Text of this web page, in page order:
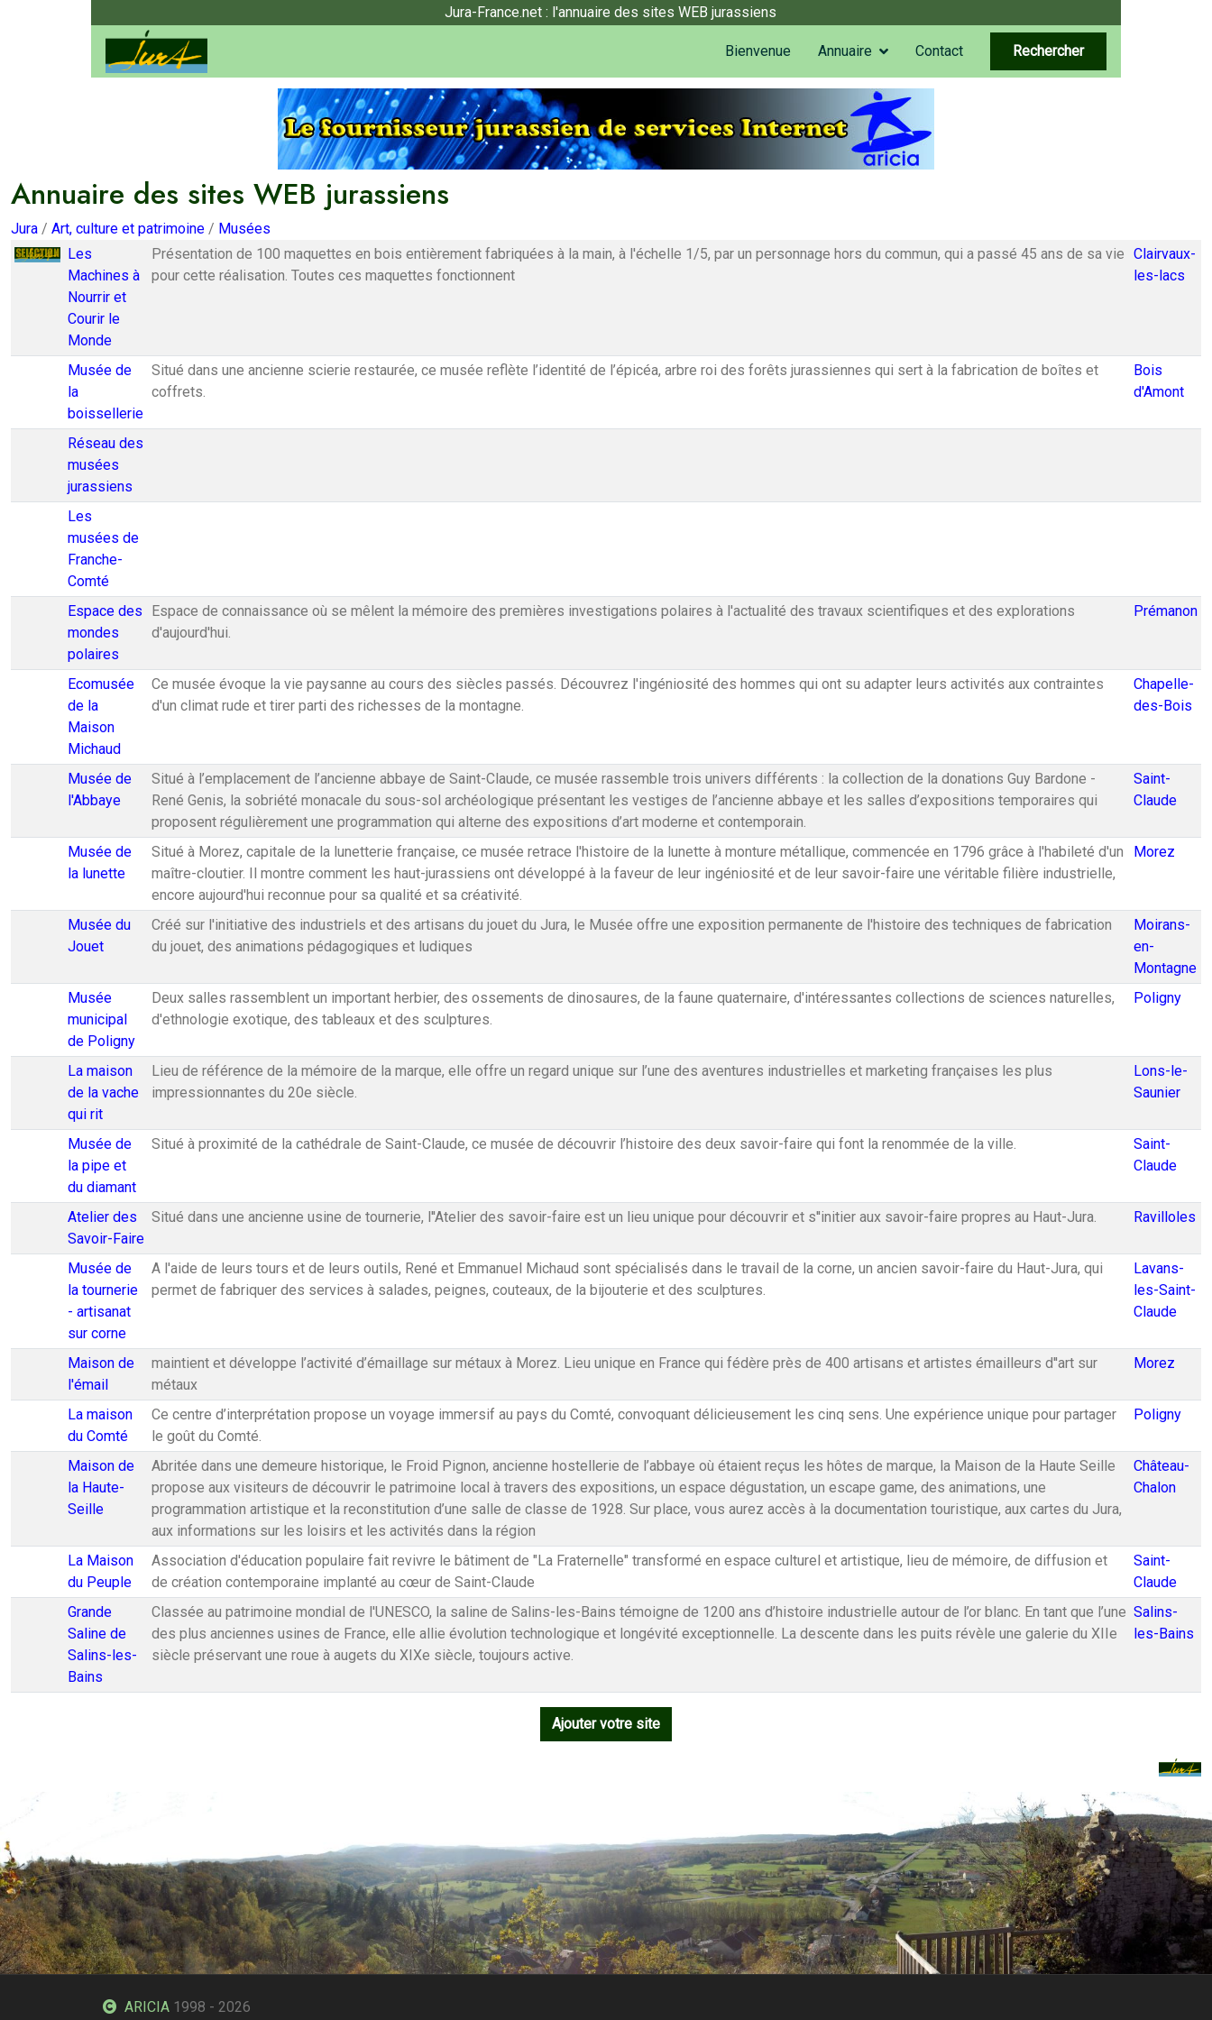
Jura-France.net : l'annuaire des sites WEB jurassiens
Bienvenue Annuaire Contact Rechercher
Annuaire des sites WEB jurassiens
Jura / Art, culture et patrimoine / Musées
Les
Machines à
Nourrir et
Courir le
Monde
Présentation de 100 maquettes en bois entièrement fabriquées à la main, à l'échelle 1/5, par un personnage hors du commun, qui a passé 45 ans de sa vie
pour cette réalisation. Toutes ces maquettes fonctionnent
Clairvaux-
les-lacs
Musée de
la
boissellerie
Situé dans une ancienne scierie restaurée, ce musée reflète l’identité de l’épicéa, arbre roi des forêts jurassiennes qui sert à la fabrication de boîtes et
coffrets.
Bois
d'Amont
Réseau des
musées
jurassiens
Les
musées de
Franche-
Comté
Espace des
mondes
polaires
Espace de connaissance où se mêlent la mémoire des premières investigations polaires à l'actualité des travaux scientifiques et des explorations
d'aujourd'hui.
Prémanon
Ecomusée
de la
Maison
Michaud
Ce musée évoque la vie paysanne au cours des siècles passés. Découvrez l'ingéniosité des hommes qui ont su adapter leurs activités aux contraintes
d'un climat rude et tirer parti des richesses de la montagne.
Chapelle-
des-Bois
Musée de
l'Abbaye
Situé à l’emplacement de l’ancienne abbaye de Saint-Claude, ce musée rassemble trois univers différents : la collection de la donations Guy Bardone -
René Genis, la sobriété monacale du sous-sol archéologique présentant les vestiges de l’ancienne abbaye et les salles d’expositions temporaires qui
proposent régulièrement une programmation qui alterne des expositions d’art moderne et contemporain.
Saint-
Claude
Musée de
la lunette
Situé à Morez, capitale de la lunetterie française, ce musée retrace l'histoire de la lunette à monture métallique, commencée en 1796 grâce à l'habileté d'un
maître-cloutier. Il montre comment les haut-jurassiens ont développé à la faveur de leur ingéniosité et de leur savoir-faire une véritable filière industrielle,
encore aujourd'hui reconnue pour sa qualité et sa créativité.
Morez
Musée du
Jouet
Créé sur l'initiative des industriels et des artisans du jouet du Jura, le Musée offre une exposition permanente de l'histoire des techniques de fabrication
du jouet, des animations pédagogiques et ludiques
Moirans-
en-
Montagne
Musée
municipal
de Poligny
Deux salles rassemblent un important herbier, des ossements de dinosaures, de la faune quaternaire, d'intéressantes collections de sciences naturelles,
d'ethnologie exotique, des tableaux et des sculptures.
Poligny
La maison
de la vache
qui rit
Lieu de référence de la mémoire de la marque, elle offre un regard unique sur l’une des aventures industrielles et marketing françaises les plus
impressionnantes du 20e siècle.
Lons-le-
Saunier
Musée de
la pipe et
du diamant
Situé à proximité de la cathédrale de Saint-Claude, ce musée de découvrir l’histoire des deux savoir-faire qui font la renommée de la ville.
Saint-
Claude
Atelier des
Savoir-Faire
Situé dans une ancienne usine de tournerie, l''Atelier des savoir-faire est un lieu unique pour découvrir et s''initier aux savoir-faire propres au Haut-Jura. Ravilloles
Musée de
la tournerie
- artisanat
sur corne
A l'aide de leurs tours et de leurs outils, René et Emmanuel Michaud sont spécialisés dans le travail de la corne, un ancien savoir-faire du Haut-Jura, qui
permet de fabriquer des services à salades, peignes, couteaux, de la bijouterie et des sculptures.
Lavans-
les-Saint-
Claude
Maison de
l'émail
maintient et développe l’activité d’émaillage sur métaux à Morez. Lieu unique en France qui fédère près de 400 artisans et artistes émailleurs d''art sur
métaux
Morez
La maison
du Comté
Ce centre d’interprétation propose un voyage immersif au pays du Comté, convoquant délicieusement les cinq sens. Une expérience unique pour partager
le goût du Comté.
Poligny
Maison de
la Haute-
Seille
Abritée dans une demeure historique, le Froid Pignon, ancienne hostellerie de l’abbaye où étaient reçus les hôtes de marque, la Maison de la Haute Seille
propose aux visiteurs de découvrir le patrimoine local à travers des expositions, un espace dégustation, un escape game, des animations, une
programmation artistique et la reconstitution d’une salle de classe de 1928. Sur place, vous aurez accès à la documentation touristique, aux cartes du Jura,
aux informations sur les loisirs et les activités dans la région
Château-
Chalon
La Maison
du Peuple
Association d'éducation populaire fait revivre le bâtiment de "La Fraternelle" transformé en espace culturel et artistique, lieu de mémoire, de diffusion et
de création contemporaine implanté au cœur de Saint-Claude
Saint-
Claude
Grande
Saline de
Salins-les-
Bains
Classée au patrimoine mondial de l'UNESCO, la saline de Salins-les-Bains témoigne de 1200 ans d’histoire industrielle autour de l’or blanc. En tant que l’une
des plus anciennes usines de France, elle allie évolution technologique et longévité exceptionnelle. La descente dans les puits révèle une galerie du XIIe
siècle préservant une roue à augets du XIXe siècle, toujours active.
Salins-
les-Bains
Ajouter votre site
ARICIA 1998 - 2026